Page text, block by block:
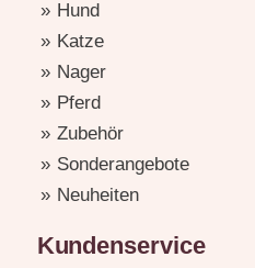
Hund
Katze
Nager
Pferd
Zubehör
Sonderangebote
Neuheiten
Kundenservice